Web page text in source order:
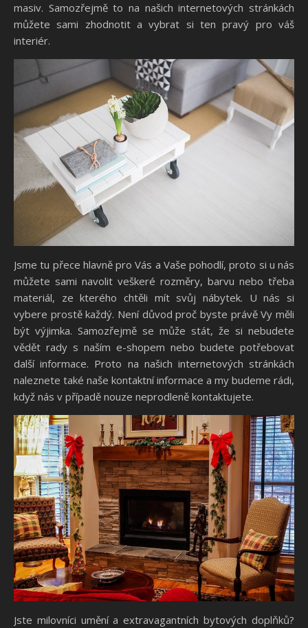
masiv. Samozřejmě to na našich internetových stránkách
můžete sami zhodnotit a vybrat si ten pravý pro váš
interiér.
Jsme tu přece hlavně pro Vás a Vaše pohodlí, proto si u nás
můžete sami navolit veškeré rozměry, barvu nebo třeba
materiál, ze kterého chtěli mít svůj nábytek. U nás si
vybere prostě každý. Není důvod proč byste právě Vy měli
být výjimka. Samozřejmě se může stát, že si nebudete
vědět rady s naším e-shopem nebo budete potřebovat
další informace. Proto na našich internetových stránkách
naleznete také naše kontaktní informace a my budeme rádi,
když nás v případě nouze neprodleně kontaktujete.
Jste milovníci umění a extravagantních bytových doplňků?